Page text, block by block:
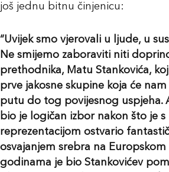
još jednu bitnu činjenicu:
“Uvijek smo vjerovali u ljude, u
Ne smijemo zaboraviti niti
prethodnika, Matu Stankovića,
prve jakosne skupine koja će
putu do tog povijesnog uspjeha.
bio je logičan izbor nakon što je s
reprezentacijom ostvario
osvajanjem srebra na Europskom
godinama je bio Stankovićev